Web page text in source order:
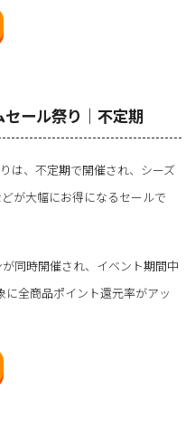
ール祭り｜不定期
は、不定期で開催され、シーズ
が大幅にお得になるセールで
同時開催され、イベント期間中
全商品ポイント還元率がアッ